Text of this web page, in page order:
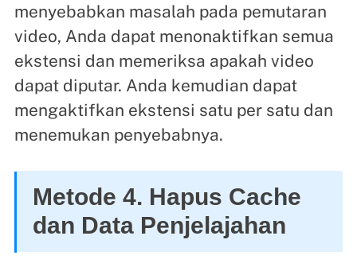
menyebabkan masalah pada pemutaran
video, Anda dapat menonaktifkan semua
ekstensi dan memeriksa apakah video
dapat diputar. Anda kemudian dapat
mengaktifkan ekstensi satu per satu dan
menemukan penyebabnya.
Metode 4. Hapus Cache
dan Data Penjelajahan